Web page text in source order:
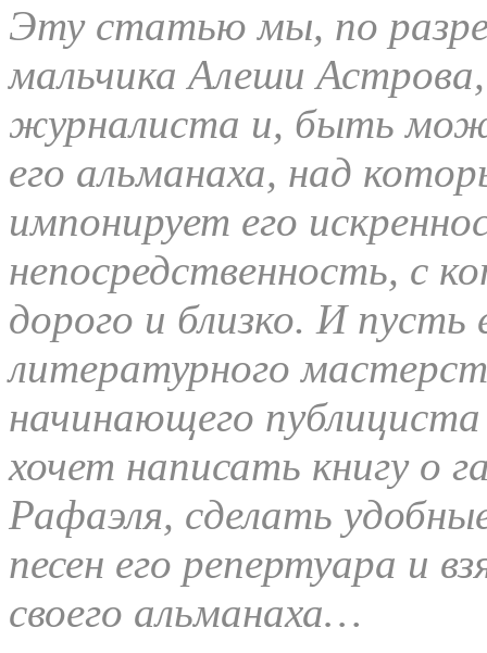
Эту статью мы, по
мальчика Алеши
журналиста и, быть
его альманаха, над
импонирует его
непосредственность, с
дорого и близко. И пусть
литературного
начинающего публициста
хочет написать книгу о
Рафаэля, сделать
песен его репертуара и
своего альманаха…